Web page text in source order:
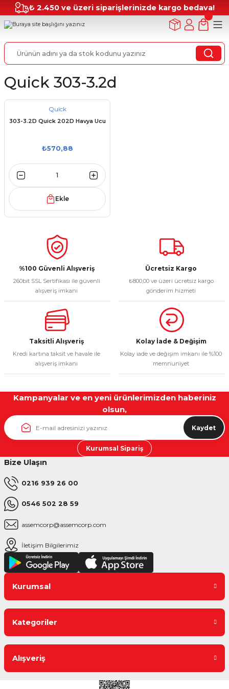
₺ 2.450 ve üzeri siparişlerinizde kargo bedava!
Quick 303-3.2d
Quick
303-3.2D Quick 202D Havya Ucu
₺570,88
Ekle
%100 Güvenli Alışveriş
260bit SSL Sertifikası ile güvenli
alışveriş imkanı
Ücretsiz Kargo
₺800,00 ve üzeri ücretsiz kargo
gönderim hizmeti
Taksitli Alışveriş
Kredi kartına taksit ve havale ile
alışveriş imkanı
Kolay İade & Değişim
Kolay iade ve değişim imkanı ile %100
memnuniyet
Kampanyalar ve en yeni ürünlerimizden haberiniz
olsun,
Kaydet
Kurumsal Sipariş
Bize Ulaşın
0216 939 26 00
0546 502 28 59
assemcorp@assemcorp.com
İletişim Bilgilerimiz
Kurumsal
Kategoriler
Alışveriş